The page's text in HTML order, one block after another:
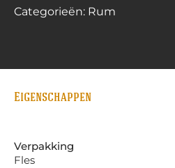
Categorieën: Rum
Eigenschappen
Verpakking
Fles